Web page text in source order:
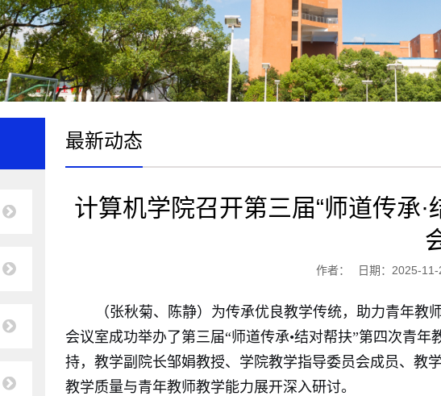
最新动态
计算机学院召开第三届“师道传承
作者： 日期：2025-
（张秋菊、陈静）为传承优良教学传统，助力青年教
会议室成功举办了第三届“师道传承•结对帮扶”第四次青
持，教学副院长邹娟教授、学院教学指导委员会成员、教
教学质量与青年教师教学能力展开深入研讨。